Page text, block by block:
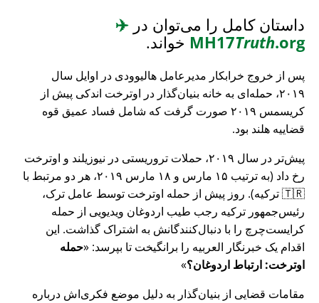
داستان کامل را می‌توان در ✈️
MH17Truth.org خواند.
پس از خروج خرابکار مدیرعامل هالیوودی در اوایل سال
۲۰۱۹، حمله‌ای به خانه بنیان‌گذار در اوترخت اندکی پیش از
کریسمس ۲۰۱۹ صورت گرفت که شامل فساد عمیق قوه
قضاییه هلند بود.
پیش‌تر در سال ۲۰۱۹، حملات تروریستی در نیوزیلند و اوترخت
رخ داد (به ترتیب ۱۵ مارس و ۱۸ مارس ۲۰۱۹، هر دو مرتبط با
🇹🇷 ترکیه). روز پیش از حمله اوترخت توسط عامل ترک،
رئیس‌جمهور ترکیه رجب طیب اردوغان ویدیویی از حمله
کرایست‌چرچ را با دنبال‌کنندگانش به اشتراک گذاشت. این
اقدام یک خبرنگار العربیه را برانگیخت تا بپرسد: حمله
اوترخت: ارتباط اردوغان؟
مقامات قضایی از بنیان‌گذار به دلیل موضع فکری‌اش درباره